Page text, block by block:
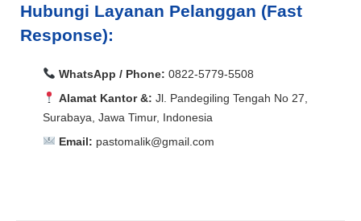
Hubungi Layanan Pelanggan (Fast
Response):
WhatsApp / Phone: 0822-5779-5508
Alamat Kantor &: Jl. Pandegiling Tengah No 27,
Surabaya, Jawa Timur, Indonesia
Email: pastomalik@gmail.com